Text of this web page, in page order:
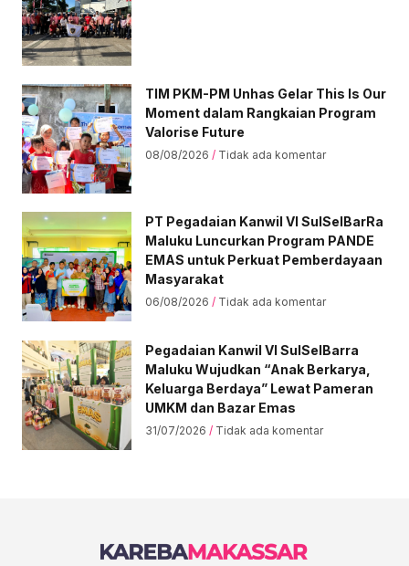
TIM PKM-PM Unhas Gelar This Is Our
Moment dalam Rangkaian Program
Valorise Future
08/08/2026 Tidak ada komentar
PT Pegadaian Kanwil VI SulSelBarRa
Maluku Luncurkan Program PANDE
EMAS untuk Perkuat Pemberdayaan
Masyarakat
06/08/2026 Tidak ada komentar
Pegadaian Kanwil VI SulSelBarra
Maluku Wujudkan “Anak Berkarya,
Keluarga Berdaya” Lewat Pameran
UMKM dan Bazar Emas
31/07/2026 Tidak ada komentar